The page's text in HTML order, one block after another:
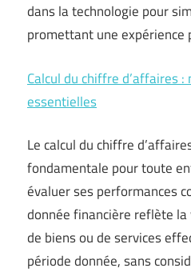
dans la technologie pour
promettant une
Calcul du chiffre d’affaires
essentielles
Le calcul du chiffre
fondamentale pour toute
évaluer ses performances
donnée financière reflète
de biens ou de services
période donnée, sans